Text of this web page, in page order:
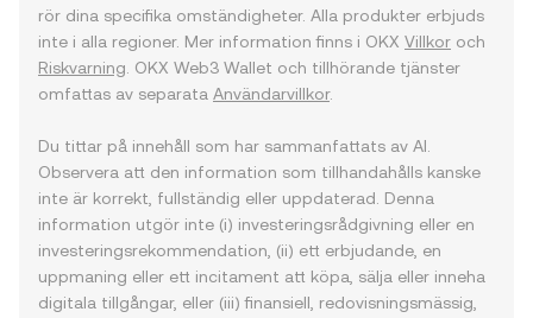
rör dina specifika omständigheter. Alla produkter erbjuds
inte i alla regioner. Mer information finns i OKX Villkor och
Riskvarning . OKX Web3 Wallet och tillhörande tjänster
omfattas av separata Användarvillkor.
Du tittar på innehåll som har sammanfattats av AI.
Observera att den information som tillhandahålls kanske
inte är korrekt, fullständig eller uppdaterad. Denna
information utgör inte (i) investeringsrådgivning eller en
investeringsrekommendation, (ii) ett erbjudande, en
uppmaning eller ett incitament att köpa, sälja eller inneha
digitala tillgångar, eller (iii) finansiell, redovisningsmässig,